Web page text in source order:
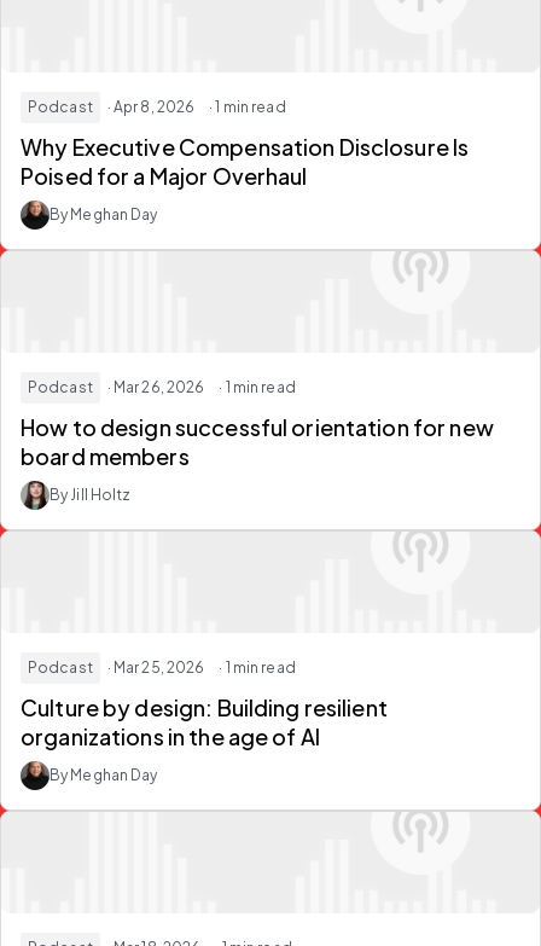
Podcast · Apr 8, 2026 · 1 min read
Why Executive Compensation Disclosure Is
Poised for a Major Overhaul
By Meghan Day
Podcast · Mar 26, 2026 · 1 min read
How to design successful orientation for new
board members
By Jill Holtz
Podcast · Mar 25, 2026 · 1 min read
Culture by design: Building resilient
organizations in the age of AI
By Meghan Day